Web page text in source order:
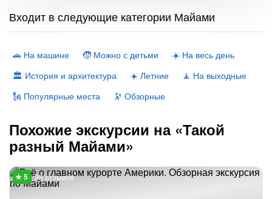
Входит в следующие категории Майами
🚗 На машине 🧒 Можно с детьми
☀️ На весь день
🏛 История и архитектура
☀️ Летние
🧘 На выходные
🗽 Популярные места
🔭 Обзорные
Похожие экскурсии на «Такой
разный Майами»
98 отзывов